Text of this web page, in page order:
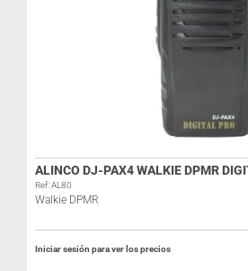
ALINCO DJ-PAX4 WALKIE DPMR
Ref: AL80
Walkie DPMR
Iniciar sesión para ver los precios